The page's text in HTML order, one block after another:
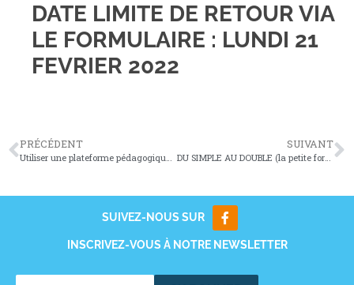
DATE LIMITE DE RETOUR VIA
LE FORMULAIRE : LUNDI 21
FEVRIER 2022
PRÉCÉDENT
Utiliser une plateforme pédagogique en ligne pour enseigner la musique
SUIVANT
DU SIMPLE AU DOUBLE (la petite forme) – Cie Embrouillamini (31)
SUIVEZ-NOUS SUR
INSCRIVEZ-VOUS À NOTRE NEWSLETTER